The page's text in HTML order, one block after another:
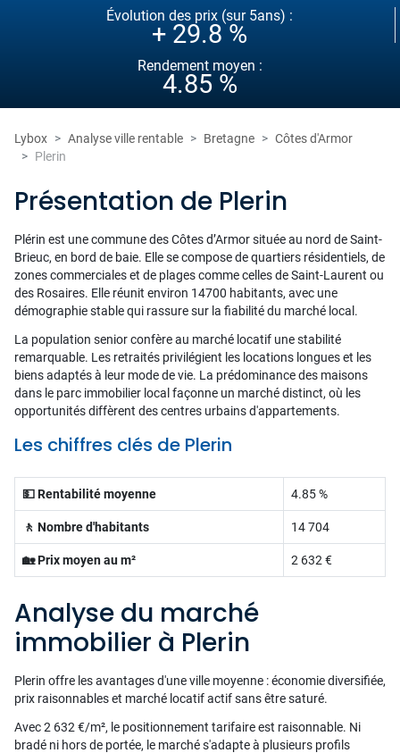
Évolution des prix (sur 5ans) :
+ 29.8 %
Rendement moyen :
4.85 %
Lybox Analyse ville rentable Bretagne
Côtes d'Armor
Plerin
Présentation de Plerin
Plérin est une commune des Côtes d’Armor située au nord de Saint-
Brieuc, en bord de baie. Elle se compose de quartiers résidentiels, de
zones commerciales et de plages comme celles de Saint-Laurent ou
des Rosaires. Elle réunit environ 14700 habitants, avec une
démographie stable qui rassure sur la fiabilité du marché local.
La population senior confère au marché locatif une stabilité
remarquable. Les retraités privilégient les locations longues et les
biens adaptés à leur mode de vie. La prédominance des maisons
dans le parc immobilier local façonne un marché distinct, où les
opportunités diffèrent des centres urbains d'appartements.
Les chiffres clés de Plerin
💵 Rentabilité moyenne 4.85 %
🚶 Nombre d'habitants 14 704
🏡 Prix moyen au m² 2 632 €
Analyse du marché
immobilier à Plerin
Plerin offre les avantages d'une ville moyenne : économie diversifiée,
prix raisonnables et marché locatif actif sans être saturé.
Avec 2 632 €/m², le positionnement tarifaire est raisonnable. Ni
bradé ni hors de portée, le marché s'adapte à plusieurs profils